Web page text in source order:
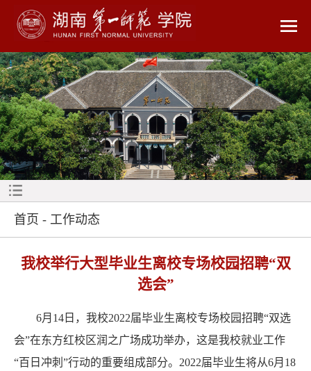
首页 - 工作动态
我校举行大型毕业生离校专场校园招聘“双
选会”
6月14日，我校2022届毕业生离校专场校园招聘“双选
会”在东方红校区润之广场成功举办，这是我校就业工作
“百日冲刺”行动的重要组成部分。2022届毕业生将从6月18